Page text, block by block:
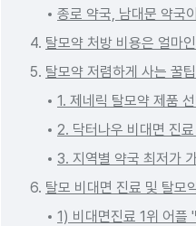
종로 약국, 남대문 약국
4. 탈모약 처방 비용은 얼마
5. 탈모약 저렴하게 사는 꿀팁
1. 제네릭 탈모약 제품 선
2. 닥터나우 비대면 진료
3. 지역별 약국 최저가
6. 탈모 비대면 진료 및 탈모
1) 비대면진료 1위 어플